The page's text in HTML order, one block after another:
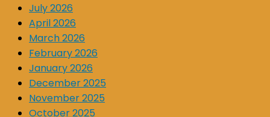
July 2026
April 2026
March 2026
February 2026
January 2026
December 2025
November 2025
October 2025